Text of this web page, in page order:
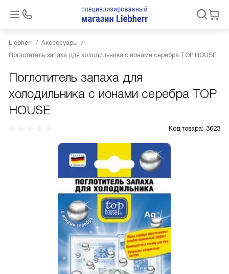
Liebherr
Аксессуары
Поглотитель запаха для холодильника с ионами серебра TOP HOUSE
Поглотитель запаха для
холодильника с ионами серебра TOP
HOUSE
Код товара: 3623